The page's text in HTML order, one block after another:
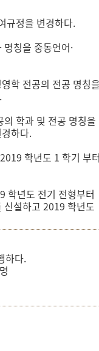
규정을 변경하다.
칭을 중동언어·
학 전공의 전공 명칭
학과 및 전공 명칭을
하다.
학년도 1 학기 부
학년도 전기 전형부터
신설하고 2019 학년도
하다.